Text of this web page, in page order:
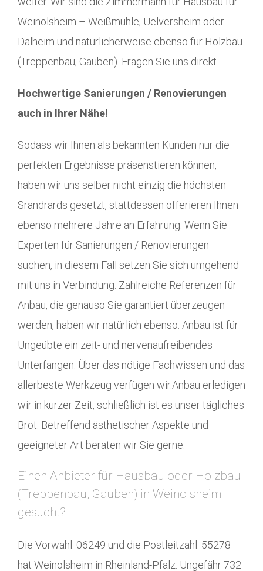
Weinolsheim – Weißmühle, Uelversheim oder
Dalheim und natürlicherweise ebenso für Holzbau
(Treppenbau, Gauben). Fragen Sie uns direkt.
Hochwertige Sanierungen / Renovierungen
auch in Ihrer Nähe!
Sodass wir Ihnen als bekannten Kunden nur die
perfekten Ergebnisse präsenstieren können,
haben wir uns selber nicht einzig die höchsten
Srandrards gesetzt, stattdessen offerieren Ihnen
ebenso mehrere Jahre an Erfahrung. Wenn Sie
Experten für Sanierungen / Renovierungen
suchen, in diesem Fall setzen Sie sich umgehend
mit uns in Verbindung. Zahlreiche Referenzen für
Anbau, die genauso Sie garantiert überzeugen
werden, haben wir natürlich ebenso. Anbau ist für
Ungeübte ein zeit- und nervenaufreibendes
Unterfangen. Über das nötige Fachwissen und das
allerbeste Werkzeug verfügen wir.Anbau erledigen
wir in kurzer Zeit, schließlich ist es unser tägliches
Brot. Betreffend ästhetischer Aspekte und
geeigneter Art beraten wir Sie gerne.
Einen Anbieter für Hausbau oder Holzbau
(Treppenbau, Gauben) in Weinolsheim
gesucht?
Die Vorwahl: 06249 und die Postleitzahl: 55278
hat Weinolsheim in Rheinland-Pfalz. Ungefähr 732